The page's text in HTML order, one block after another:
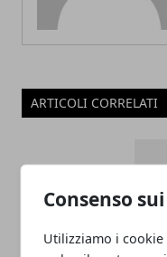
Consenso
Utilizziamo i
ARTICOLI CORRELATI